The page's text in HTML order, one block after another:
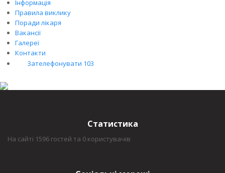
Інформація
Правила виклику
Поради лікаря
Вакансії
Галереї
Контакти
Зателефонувати 103
Статистика
На сайті 1596 гостей та 0 користувачів